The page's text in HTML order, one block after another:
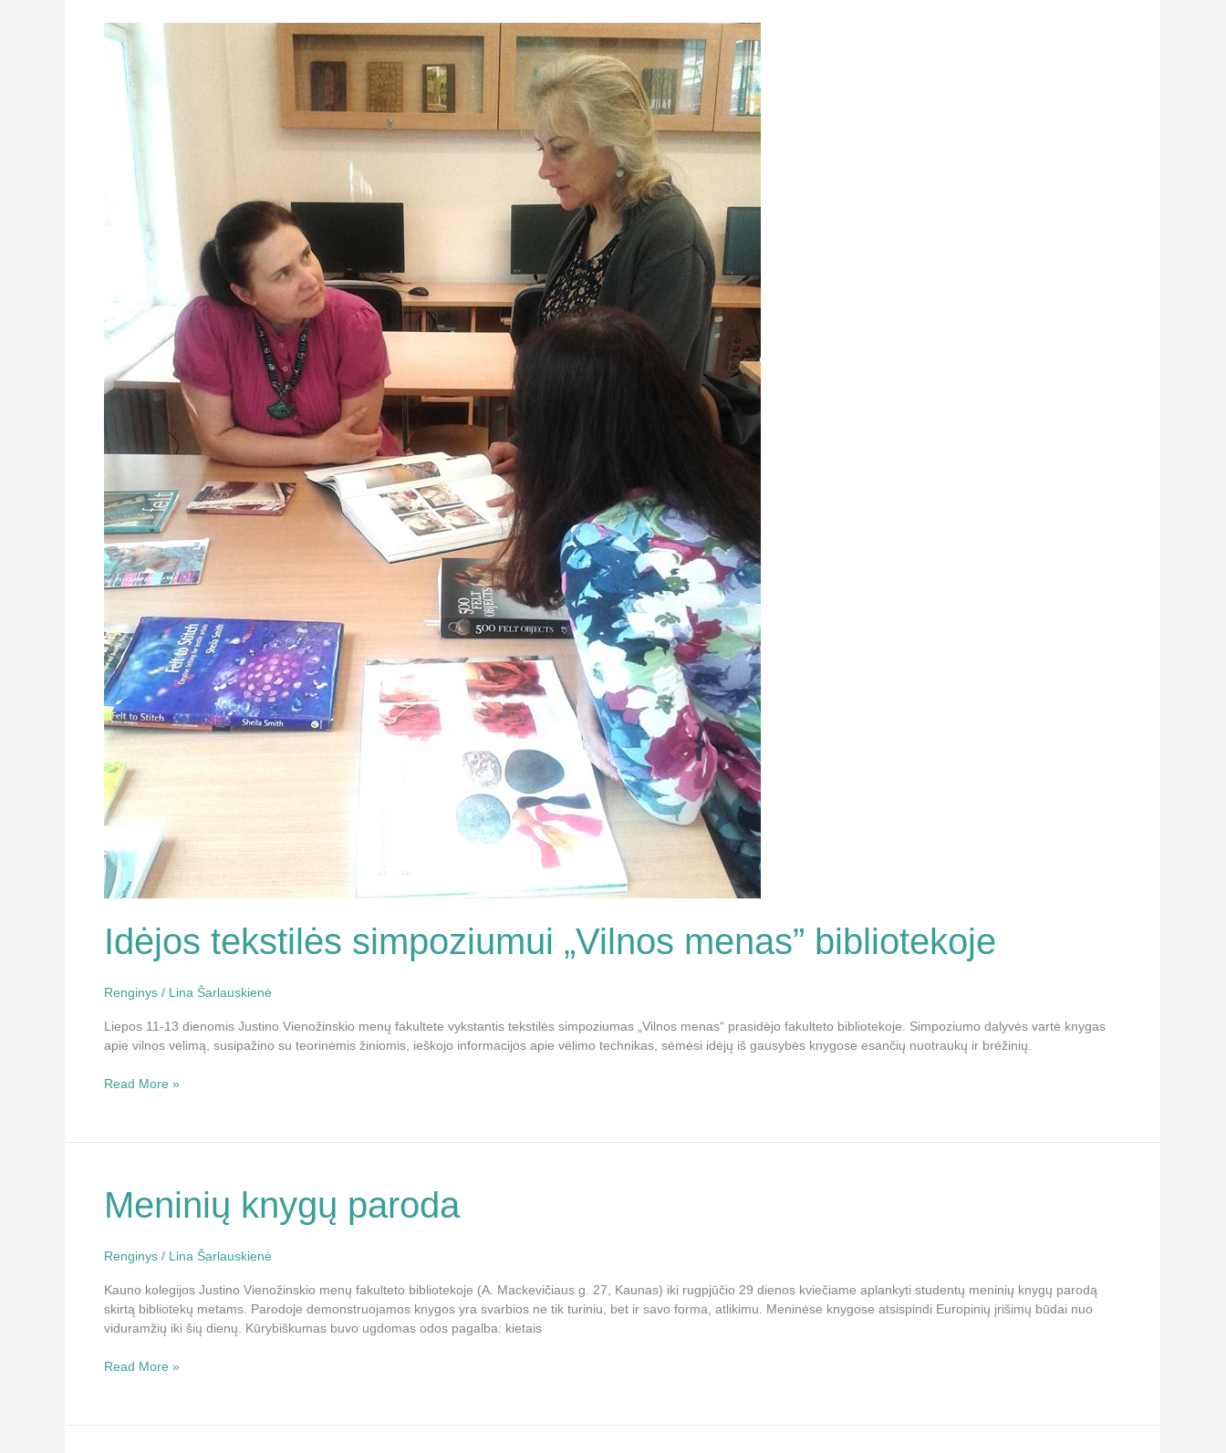
Idėjos tekstilės simpoziumui „Vilnos menas” bibliotekoje
Renginys / Lina Šarlauskienė
Liepos 11-13 dienomis Justino Vienožinskio menų fakultete vykstantis tekstilės simpoziumas „Vilnos menas“ prasidėjo fakulteto bibliotekoje. Simpoziumo dalyvės vartė knygas
apie vilnos vėlimą, susipažino su teorinėmis žiniomis, ieškojo informacijos apie vėlimo technikas, sėmėsi idėjų iš gausybės knygose esančių nuotraukų ir brėžinių.
Idėjos
tekstilės
simpoziumui
„Vilnos
menas”
Read More »
Meninių knygų paroda
Renginys / Lina Šarlauskienė
Kauno kolegijos Justino Vienožinskio menų fakulteto bibliotekoje (A. Mackevičiaus g. 27, Kaunas) iki rugpjūčio 29 dienos kviečiame aplankyti studentų meninių knygų parodą
skirtą bibliotekų metams. Parodoje demonstruojamos knygos yra svarbios ne tik turiniu, bet ir savo forma, atlikimu. Meninėse knygose atsispindi Europinių įrišimų būdai nuo
viduramžių iki šių dienų. Kūrybiškumas buvo ugdomas odos pagalba: kietais
Meninių
knygų
Read More »